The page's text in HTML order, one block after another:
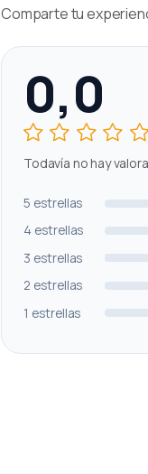
Comparte tu
0,0
Todavía no hay
5 estrellas
4 estrellas
3 estrellas
2 estrellas
1 estrellas